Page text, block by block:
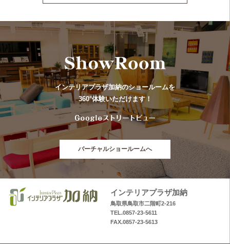
インテリアプラザ加納のショールームを
360°体験いただけます！
バーチャルショールームへ
インテリアプラザ加納
鳥取県鳥取市二階町2-216
TEL.0857-23-5611
FAX.0857-23-5613